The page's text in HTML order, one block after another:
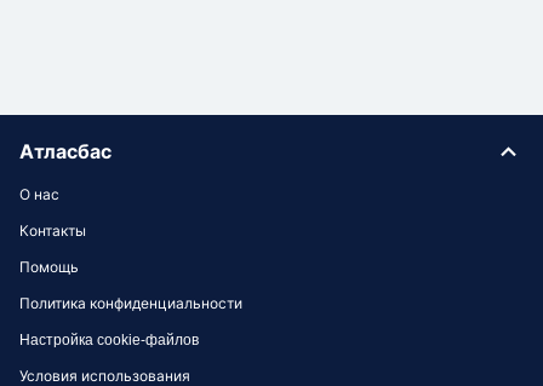
Атласбас
О нас
Контакты
Помощь
Политика конфиденциальности
Настройка cookie-файлов
Условия использования